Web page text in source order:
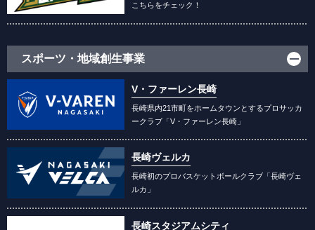
こちらをチェック！
スポーツ・地域創生事業
V・ファーレン長崎
長崎県内21市町をホームタウンとするプロサッカ
ークラブ「V・ファーレン長崎」
長崎ヴェルカ
長崎初のプロバスケットボールクラブ「長崎ヴェ
ルカ」
長崎スタジアムシティ